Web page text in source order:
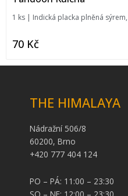
1 ks | Indická placka plněná
70 Kč
THE HIMALAYA
Nádražní 506/8
60200, Brno
+420 777 404 124
PO – PÁ: 11:00 – 23:30